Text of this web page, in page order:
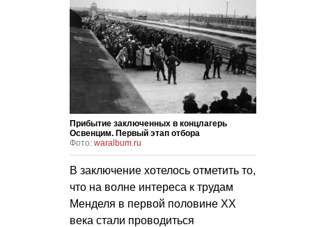
Прибытие заключенных в концлагерь
Освенцим. Первый этап отбора
Фото: waralbum.ru
В заключение хотелось отметить то,
что на волне интереса к трудам
Менделя в первой половине ХХ
века стали проводиться